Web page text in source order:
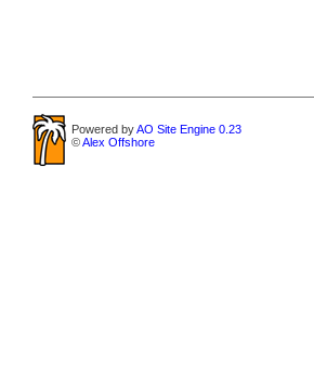
Powered byAO Site Engine 0.23
©Alex Offshore